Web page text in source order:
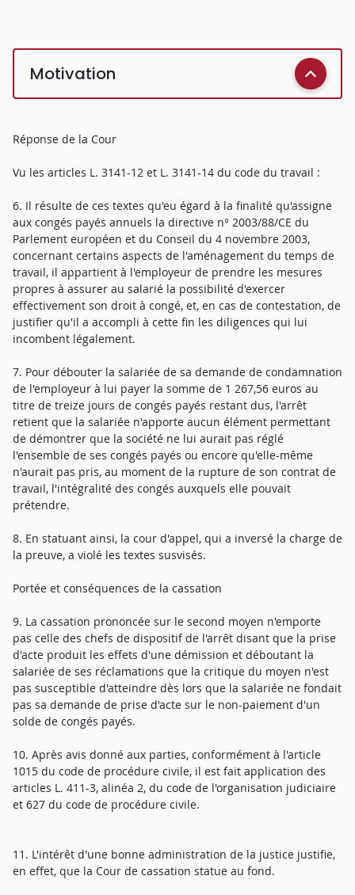
Motivation
Réponse de la Cour
Vu les articles L. 3141-12 et L. 3141-14 du code du travail :
6. Il résulte de ces textes qu'eu égard à la finalité qu'assigne
aux congés payés annuels la directive n° 2003/88/CE du
Parlement européen et du Conseil du 4 novembre 2003,
concernant certains aspects de l'aménagement du temps de
travail, il appartient à l'employeur de prendre les mesures
propres à assurer au salarié la possibilité d'exercer
effectivement son droit à congé, et, en cas de contestation, de
justifier qu'il a accompli à cette fin les diligences qui lui
incombent légalement.
7. Pour débouter la salariée de sa demande de condamnation
de l'employeur à lui payer la somme de 1 267,56 euros au
titre de treize jours de congés payés restant dus, l'arrêt
retient que la salariée n'apporte aucun élément permettant
de démontrer que la société ne lui aurait pas réglé
l'ensemble de ses congés payés ou encore qu'elle-même
n'aurait pas pris, au moment de la rupture de son contrat de
travail, l'intégralité des congés auxquels elle pouvait
prétendre.
8. En statuant ainsi, la cour d'appel, qui a inversé la charge de
la preuve, a violé les textes susvisés.
Portée et conséquences de la cassation
9. La cassation prononcée sur le second moyen n'emporte
pas celle des chefs de dispositif de l'arrêt disant que la prise
d'acte produit les effets d'une démission et déboutant la
salariée de ses réclamations que la critique du moyen n'est
pas susceptible d'atteindre dès lors que la salariée ne fondait
pas sa demande de prise d'acte sur le non-paiement d'un
solde de congés payés.
10. Après avis donné aux parties, conformément à l'article
1015 du code de procédure civile, il est fait application des
articles L. 411-3, alinéa 2, du code de l'organisation judiciaire
et 627 du code de procédure civile.
11. L'intérêt d'une bonne administration de la justice justifie,
en effet, que la Cour de cassation statue au fond.